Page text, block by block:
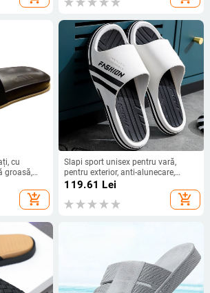
cu
groasă,
add_shopping_cart
Slapi sport unisex pentru vară,
pentru exterior, anti-alunecare,
pentru plajă și casă, pentru cupluri
119.61 Lei
add_shopping_cart